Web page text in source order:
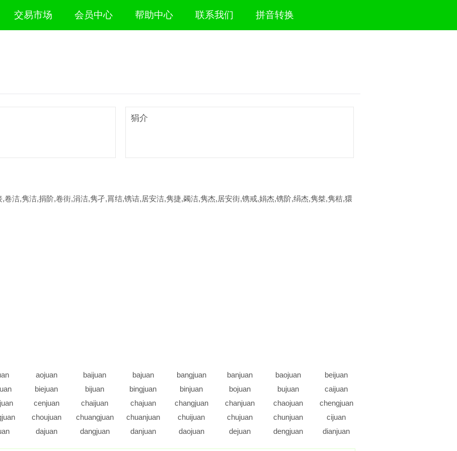
交易市场 会员中心 帮助中心 联系我们 拼音转换
狷介
,卷洁,隽洁,捐阶,卷街,涓洁,隽孑,罥结,镌诘,居安洁,隽捷,蠲洁,隽杰,居安街,镌戒,娟杰,镌阶,绢杰,隽桀,隽秸,獧
aojuan baijuan bajuan bangjuan banjuan baojuan
beijuan
biejuan bijuan bingjuan binjuan bojuan bujuan
caijuan
cenjuan chaijuan chajuan changjuan chanjuan chaojuan
chengjuan
choujuan chuangjuan chuanjuan chuijuan chujuan chunjuan
cijuan
dajuan dangjuan danjuan daojuan dejuan dengjuan
dianjuan